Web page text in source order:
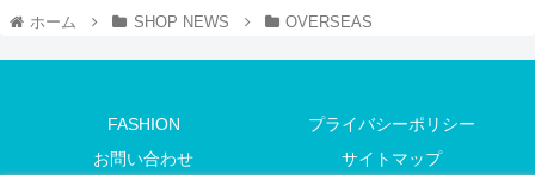
ホーム SHOP NEWS OVERSEAS
FASHION
プライバシーポリシー
お問い合わせ
サイトマップ